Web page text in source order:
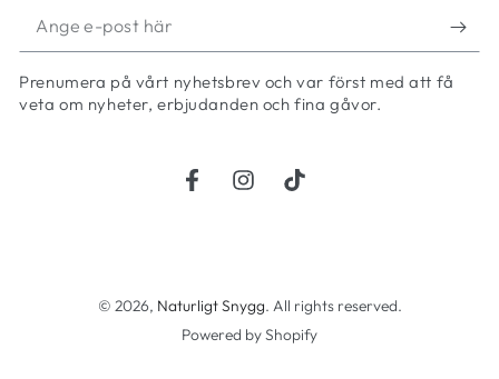
Ange
e-
post
Prenumera på vårt nyhetsbrev och var först med att få
veta om nyheter, erbjudanden och fina gåvor.
FacebookInstagramTikTok
© 2026, Naturligt Snygg. All rights reserved.
Powered by Shopify